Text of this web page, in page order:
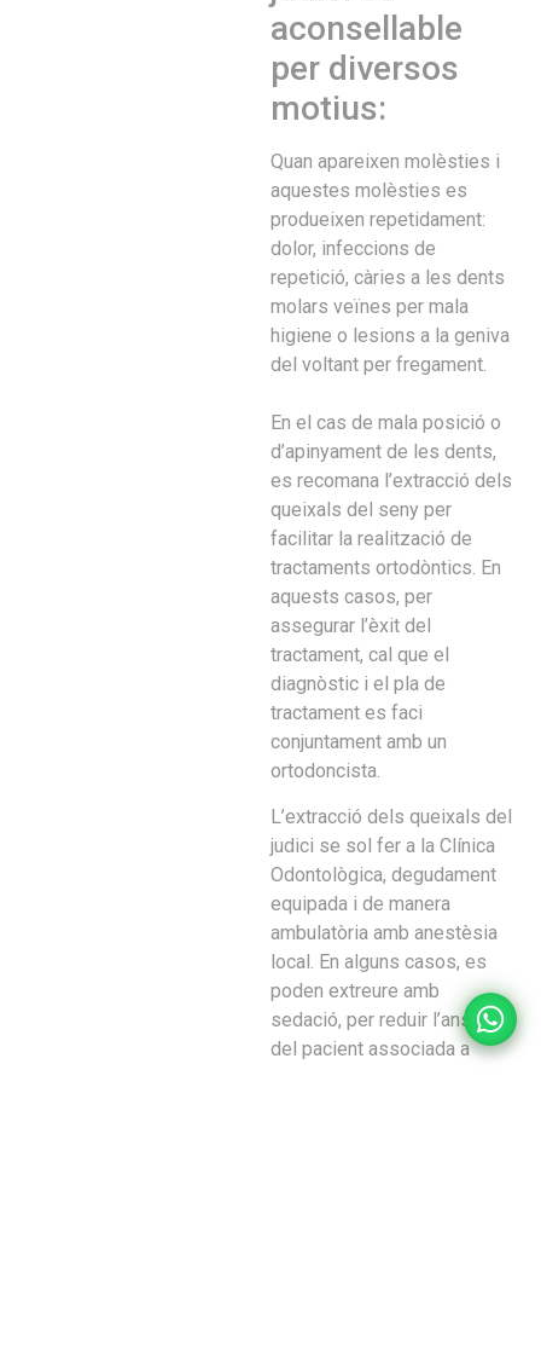
aconsellable
per diversos
motius:
Quan apareixen molèsties i
aquestes molèsties es
produeixen repetidament:
dolor, infeccions de
repetició, càries a les dents
molars veïnes per mala
higiene o lesions a la geniva
del voltant per fregament.
En el cas de mala posició o
d’apinyament de les dents,
es recomana l’extracció dels
queixals del seny per
facilitar la realització de
tractaments ortodòntics. En
aquests casos, per
assegurar l’èxit del
tractament, cal que el
diagnòstic i el pla de
tractament es faci
conjuntament amb un
ortodoncista.
L’extracció dels queixals del
judici se sol fer a la Clínica
Odontològica, degudament
equipada i de manera
ambulatòria amb anestèsia
local. En alguns casos, es
poden extreure amb
sedació, per reduir l’ansietat
del pacient associada a